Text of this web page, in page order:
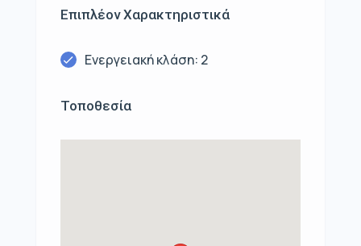
Επιπλέον Χαρακτηριστικά
Ενεργειακή κλάση: 2
Τοποθεσία